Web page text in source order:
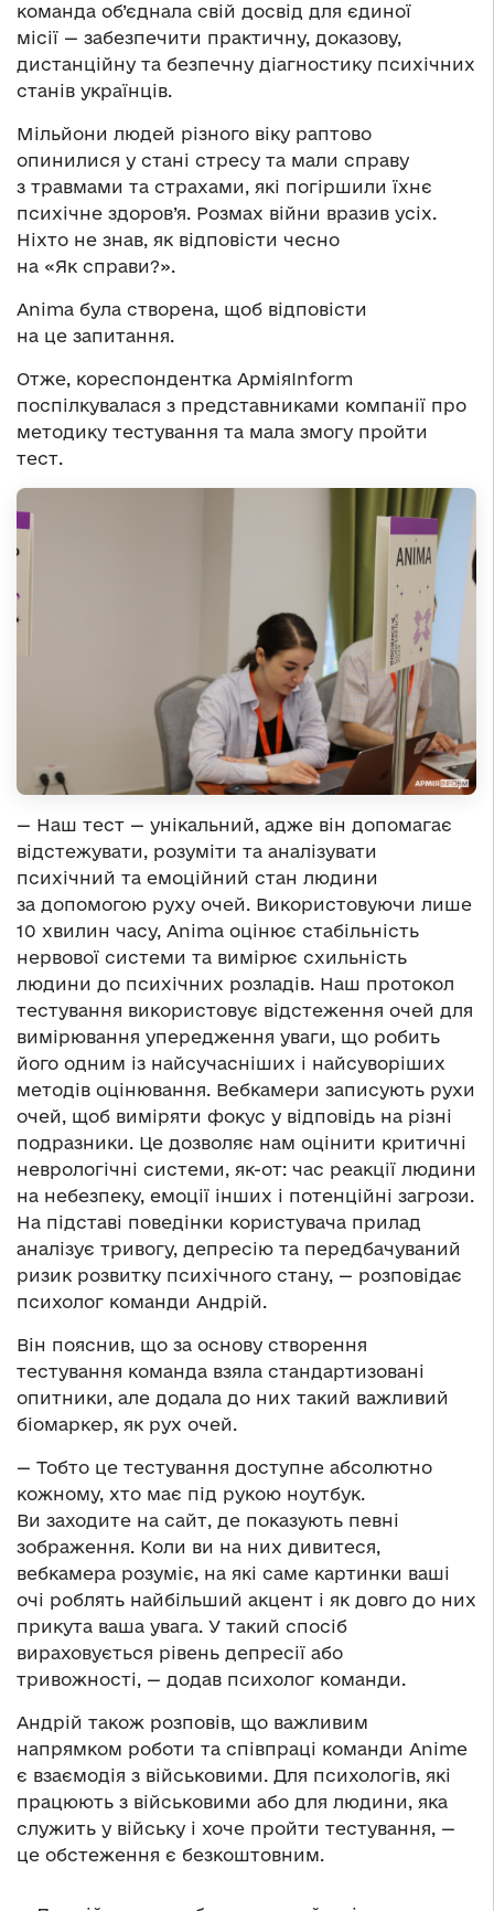
команда об’єднала свій досвід для єдиної
місії — забезпечити практичну, доказову,
дистанційну та безпечну діагностику психічних
станів українців.
Мільйони людей різного віку раптово
опинилися у стані стресу та мали справу
з травмами та страхами, які погіршили їхнє
психічне здоров’я. Розмах війни вразив усіх.
Ніхто не знав, як відповісти чесно
на «Як справи?».
Anima була створена, щоб відповісти
на це запитання.
Отже, кореспондентка АрміяInform
поспілкувалася з представниками компанії про
методику тестування та мала змогу пройти
тест.
— Наш тест — унікальний, адже він допомагає
відстежувати, розуміти та аналізувати
психічний та емоційний стан людини
за допомогою руху очей. Використовуючи лише
10 хвилин часу, Anima оцінює стабільність
нервової системи та вимірює схильність
людини до психічних розладів. Наш протокол
тестування використовує відстеження очей для
вимірювання упередження уваги, що робить
його одним із найсучасніших і найсуворіших
методів оцінювання. Вебкамери записують рухи
очей, щоб виміряти фокус у відповідь на різні
подразники. Це дозволяє нам оцінити критичні
неврологічні системи, як-от: час реакції людини
на небезпеку, емоції інших і потенційні загрози.
На підставі поведінки користувача прилад
аналізує тривогу, депресію та передбачуваний
ризик розвитку психічного стану, — розповідає
психолог команди Андрій.
Він пояснив, що за основу створення
тестування команда взяла стандартизовані
опитники, але додала до них такий важливий
біомаркер, як рух очей.
— Тобто це тестування доступне абсолютно
кожному, хто має під рукою ноутбук.
Ви заходите на сайт, де показують певні
зображення. Коли ви на них дивитеся,
вебкамера розуміє, на які саме картинки ваші
очі роблять найбільший акцент і як довго до них
прикута ваша увага. У такий спосіб
вираховується рівень депресії або
тривожності, — додав психолог команди.
Андрій також розповів, що важливим
напрямком роботи та співпраці команди Anime
є взаємодія з військовими. Для психологів, які
працюють з військовими або для людини, яка
служить у війську і хоче пройти тестування, —
це обстеження є безкоштовним.